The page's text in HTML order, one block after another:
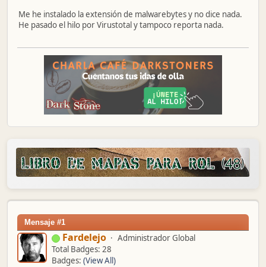
Me he instalado la extensión de malwarebytes y no dice nada.
He pasado el hilo por Virustotal y tampoco reporta nada.
Mensaje #1
Fardelejo
Administrador Global
Total Badges: 28
Badges: (View All)